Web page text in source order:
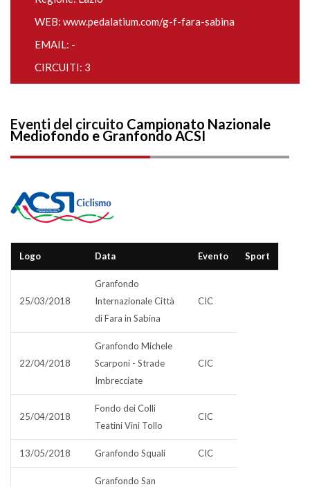
WEB: www.pedalatium.com/g-f-fara-sabina
EMAIL: -
CIRCUITI: 3
Eventi del circuito Campionato Nazionale
Mediofondo e Granfondo ACSI
Logo Data Evento Sport
25/03/2018
Granfondo
Internazionale Città
di Fara in Sabina
CIC
22/04/2018
Granfondo Michele
Scarponi - Strade
Imbrecciate
CIC
25/04/2018
Fondo dei Colli
Teatini Vini Tollo
CIC
13/05/2018 Granfondo Squali CIC
Granfondo San